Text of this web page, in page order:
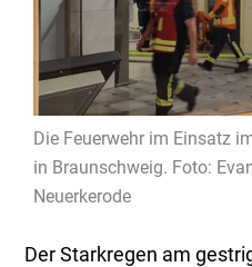
Die Feuerwehr im Einsatz
in Braunschweig. Foto:
Neuerkerode
Der Starkregen am